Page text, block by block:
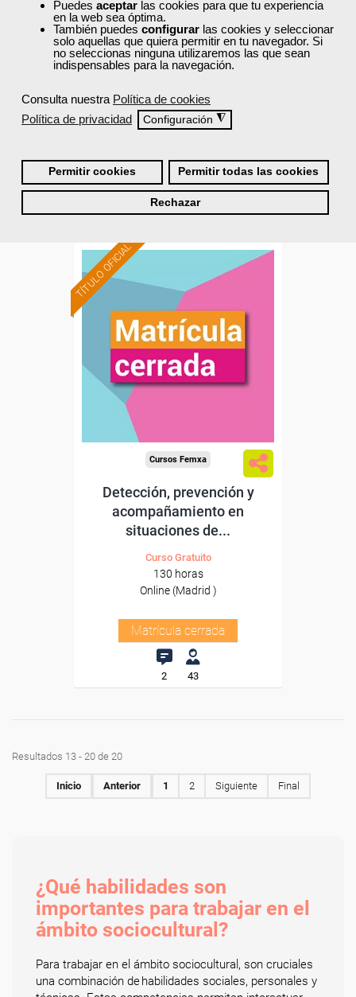
Puedes aceptar las cookies para que tu experiencia
en la web sea óptima.
También puedes configurar las cookies y seleccionar
solo aquellas que quiera permitir en tu navegador. Si
no seleccionas ninguna utilizaremos las que sean
indispensables para la navegación.
Consulta nuestra Política de cookies
Política de privacidad
Configuración ◮
Permitir cookies Permitir todas las cookies
Rechazar
Atención sociosanitaria a
personas dependientes en
instituciones...
Presencial - Aula virtual en Cantabria
Matrícula cerrada
4 7
TÍTULO OFICIAL
Cursos Femxa
Detección, prevención y
acompañamiento en
situaciones de...
Curso Gratuito
130 horas
Online (Madrid )
Matrícula cerrada
2 43
Resultados 13 - 20 de 20
Inicio Anterior 1 2 Siguiente Final
¿Qué habilidades son
importantes para trabajar en el
ámbito sociocultural?
Para trabajar en el ámbito sociocultural, son cruciales
una combinación de habilidades sociales, personales y